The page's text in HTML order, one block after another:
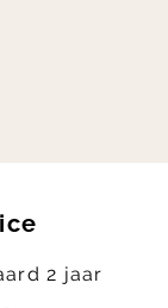
2 jaar